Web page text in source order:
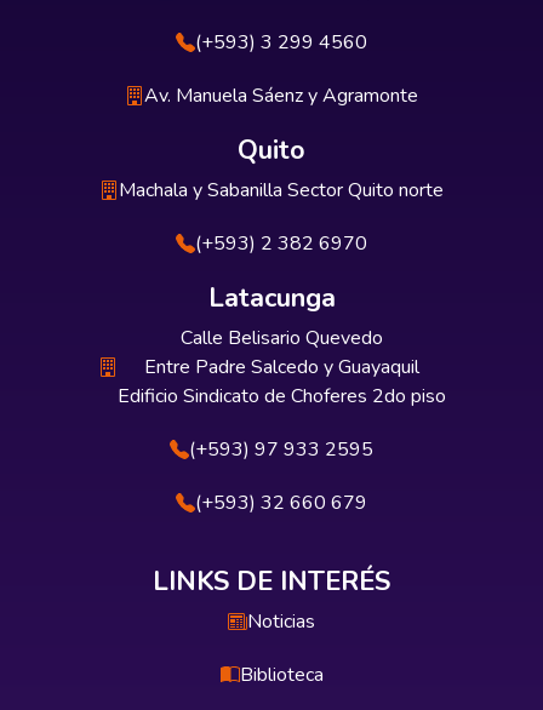
(+593) 3 299 4560
Av. Manuela Sáenz y Agramonte
Quito
Machala y Sabanilla Sector Quito norte
(+593) 2 382 6970
Latacunga
Calle Belisario Quevedo
Entre Padre Salcedo y Guayaquil
Edificio Sindicato de Choferes 2do piso
(+593) 97 933 2595
(+593) 32 660 679
LINKS DE INTERÉS
Noticias
Biblioteca